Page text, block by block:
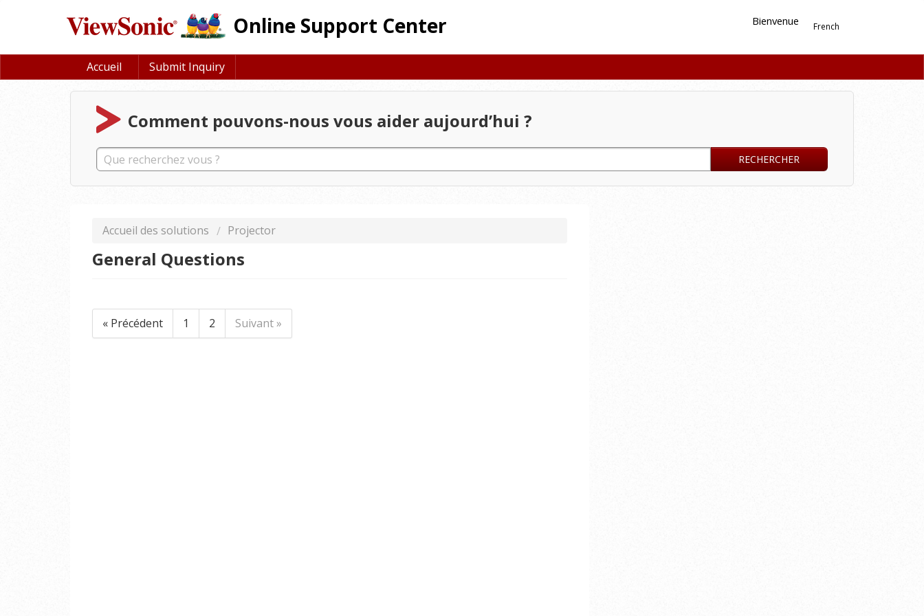
Online Support Center French
Bienvenue
Accueil Submit Inquiry
Comment pouvons-nous vous aider aujourd’hui ?
RECHERCHER
Accueil des solutions Projector
General Questions
« Précédent 1 2 Suivant »